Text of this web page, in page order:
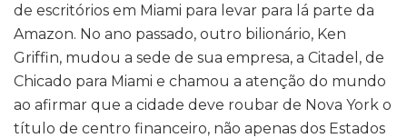
de escritórios em Miami para levar para lá parte da
Amazon. No ano passado, outro bilionário, Ken
Griffin, mudou a sede de sua empresa, a Citadel, de
Chicado para Miami e chamou a atenção do mundo
ao afirmar que a cidade deve roubar de Nova York o
título de centro financeiro, não apenas dos Estados